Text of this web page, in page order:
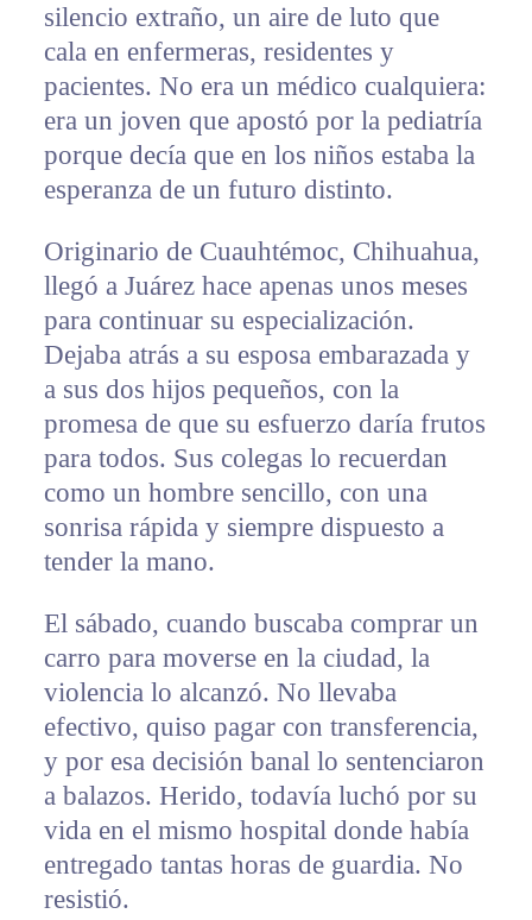
silencio extraño, un aire de luto que
cala en enfermeras, residentes y
pacientes. No era un médico cualquiera:
era un joven que apostó por la pediatría
porque decía que en los niños estaba la
esperanza de un futuro distinto.
Originario de Cuauhtémoc, Chihuahua,
llegó a Juárez hace apenas unos meses
para continuar su especialización.
Dejaba atrás a su esposa embarazada y
a sus dos hijos pequeños, con la
promesa de que su esfuerzo daría frutos
para todos. Sus colegas lo recuerdan
como un hombre sencillo, con una
sonrisa rápida y siempre dispuesto a
tender la mano.
El sábado, cuando buscaba comprar un
carro para moverse en la ciudad, la
violencia lo alcanzó. No llevaba
efectivo, quiso pagar con transferencia,
y por esa decisión banal lo sentenciaron
a balazos. Herido, todavía luchó por su
vida en el mismo hospital donde había
entregado tantas horas de guardia. No
resistió.